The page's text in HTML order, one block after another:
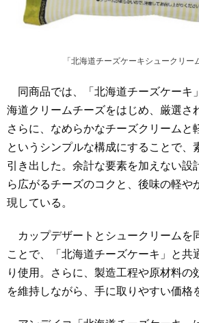
「北海道チーズケーキシュークリー
同商品では、「北海道チーズケーキ
海道クリームチーズをはじめ、厳選さ
さらに、なめらかなチーズクリームと
というシンプルな構成にすることで、
引き出した。余計な要素を加えない設
ら広がるチーズのコクと、後味の軽や
現している。
カップデザートとシュークリームを
ことで、「北海道チーズケーキ」と共
り使用。さらに、製造工程や原材料の
を維持しながら、手に取りやすい価格